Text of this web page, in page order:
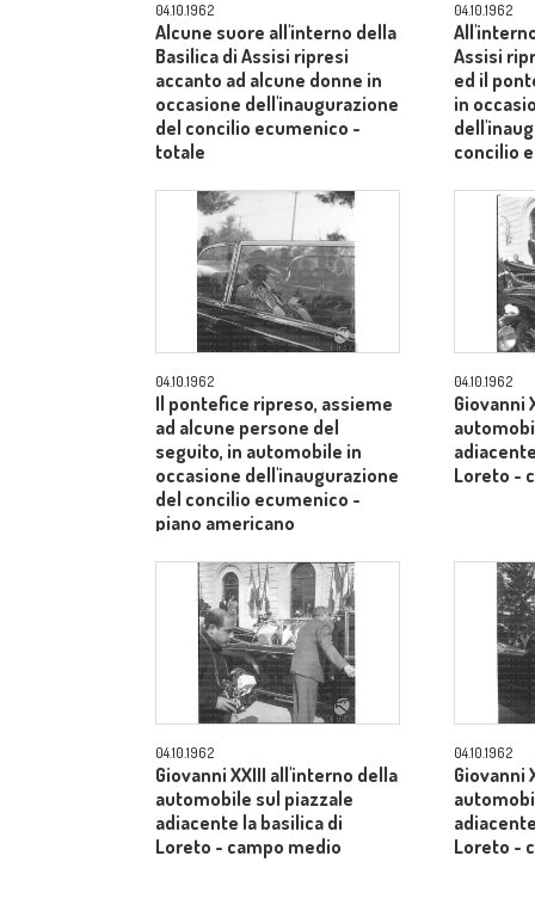
04.10.1962
Alcune suore all'interno della
Basilica di Assisi ripresi
accanto ad alcune donne in
occasione dell'inaugurazione
del concilio ecumenico -
totale
04.10.1962
Assisi
ed il
in
concilio
04.10.1962
Il pontefice ripreso, assieme
ad alcune persone del
seguito, in automobile in
occasione dell'inaugurazione
del concilio ecumenico -
piano americano
04.10.1962
Giovanni
Loreto -
04.10.1962
Giovanni XXIII all'interno della
automobile sul piazzale
adiacente la basilica di
Loreto - campo medio
04.10.1962
Giovanni
Loreto -